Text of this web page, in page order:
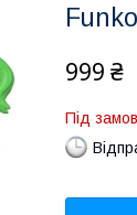
999 ₴
Під